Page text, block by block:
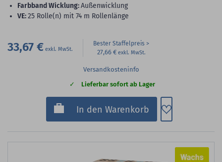
Farbband Wicklung:Außenwicklung
VE:25 Rolle(n) mit 74 m Rollenlänge
33,67 € Bester Staffelpreis
27,66 €
Versandkosteninfo
Lieferbar sofort ab Lager
In den Warenkorb Zum